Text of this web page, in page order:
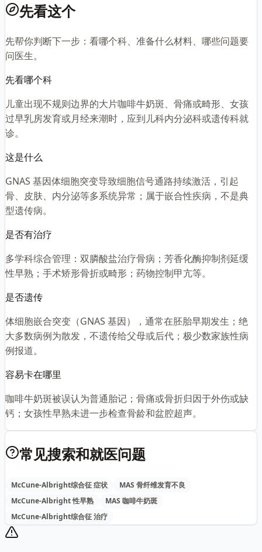
先看这个
先帮你判断下一步：看哪个科、准备什么材料、哪些问题要
问医生。
先看哪个科
儿童出现不规则边界的大片咖啡牛奶斑、骨痛或畸形、女孩
过早乳房发育或月经来潮时，应到儿科内分泌科或遗传科就
诊。
这是什么
GNAS 基因体细胞突变导致细胞信号通路持续激活，引起
骨、皮肤、内分泌等多系统异常；属于嵌合性疾病，不是典
型遗传病。
是否有治疗
多学科综合管理：双膦酸盐治疗骨病；芳香化酶抑制剂延缓
性早熟；手术矫形骨折或畸形；药物控制甲亢等。
是否遗传
体细胞嵌合突变（GNAS 基因），通常在胚胎早期发生；绝
大多数病例为散发，不遗传给父母或后代；极少数家族性病
例报道。
容易卡在哪里
咖啡牛奶斑被误认为普通胎记；骨痛或骨折归因于外伤或缺
钙；女孩性早熟未进一步检查骨龄和盆腔超声。
常见搜索和就医问题
McCune-Albright综合征 症状
MAS 骨纤维发育不良
McCune-Albright 性早熟
MAS 咖啡牛奶斑
McCune-Albright综合征 治疗